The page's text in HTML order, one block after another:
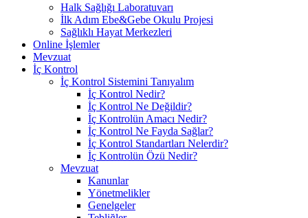
Halk Sağlığı Laboratuvarı
İlk Adım Ebe&Gebe Okulu Projesi
Sağlıklı Hayat Merkezleri
Online İşlemler
Mevzuat
İç Kontrol
İç Kontrol Sistemini Tanıyalım
İç Kontrol Nedir?
İç Kontrol Ne Değildir?
İç Kontrolün Amacı Nedir?
İç Kontrol Ne Fayda Sağlar?
İç Kontrol Standartları Nelerdir?
İç Kontrolün Özü Nedir?
Mevzuat
Kanunlar
Yönetmelikler
Genelgeler